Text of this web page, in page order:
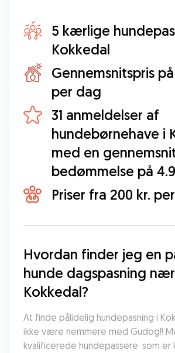
5 kærlige
Kokkedal
Gennemsnitspris
per dag
31 anmeldelser af
hundebørnehave i
med en
bedømmelse på
Priser fra 200 kr.
Hvordan finder jeg en
hunde dagspasning
Kokkedal?
At finde pålidelig hundepasning i
ikke være nemmere med Gudog!!
kvalificerede hundepassere, som er